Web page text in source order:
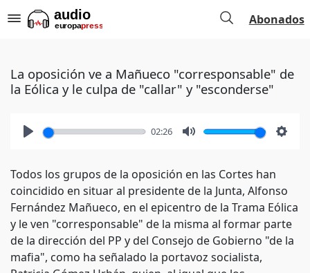
Abonados
La oposición ve a Mañueco "corresponsable" de
la Eólica y le culpa de "callar" y "esconderse"
02:26
Todos los grupos de la oposición en las Cortes han
coincidido en situar al presidente de la Junta, Alfonso
Fernández Mañueco, en el epicentro de la Trama Eólica
y le ven "corresponsable" de la misma al formar parte
de la dirección del PP y del Consejo de Gobierno "de la
mafia", como ha señalado la portavoz socialista,